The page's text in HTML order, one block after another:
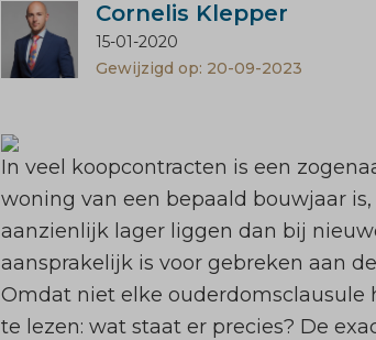
Cornelis Klepper
15-01-2020
Gewijzigd op: 20-09-2023
In veel koopcontracten is een
woning van een bepaald bouwjaar
aanzienlijk lager liggen dan bij
aansprakelijk is voor gebreken aan
Omdat niet elke
te lezen: wat staat er precies? De